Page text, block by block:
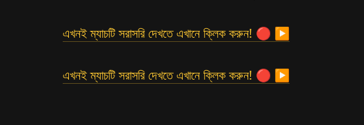
এখনই ম্যাচটি সরাসরি দেখতে এখানে ক্লিক করুন! 🔴 ▶
এখনই ম্যাচটি সরাসরি দেখতে এখানে ক্লিক করুন! 🔴 ▶